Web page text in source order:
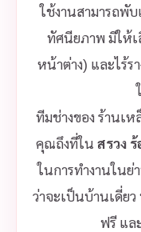
ใช้งานสามารถพั
ทัศนียภาพ มีให้
หน้าต่าง) และไร้ร
ทีมช่างของ ร้านเ
คุณถึงที่ใน สรวง
ในการทำงานใน
ว่าจะเป็นบ้านเดี่ย
ฟรี แล